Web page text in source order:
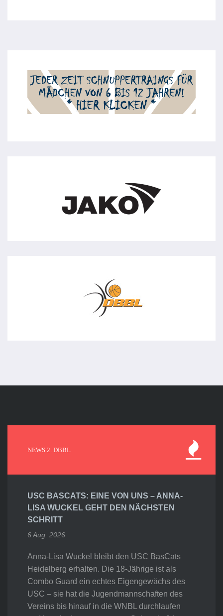
NEWS 2. DBBL
USC BASCATS: EINE VON UNS – ANNA-
LISA WUCKEL GEHT DEN NÄCHSTEN
SCHRITT
6 Aug. 2026
Anna-Lisa Wuckel bleibt den USC BasCats
Heidelberg erhalten. Die 18-Jährige ist als
Combo Guard ein echtes Eigengewächs des
USC – sie hat die Jugendmannschaften des
Vereins bis hinauf in die WNBL durchlaufen